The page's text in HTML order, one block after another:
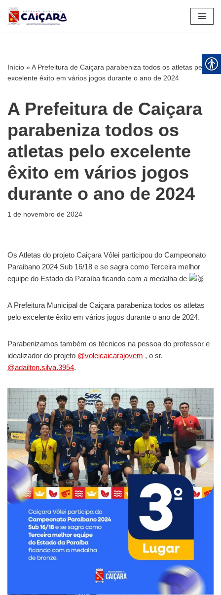
Pular
Início »A Prefeitura de Caiçara parabeniza todos os atletas pelo
excelente êxito em vários jogos durante o ano de 2024
A Prefeitura de Caiçara
parabeniza todos os
atletas pelo excelente
êxito em vários jogos
durante o ano de 2024
1 de novembro de 2024
Os Atletas do projeto Caiçara Vôlei participou do Campeonato
Paraibano 2024 Sub 16/18 e se sagra como Terceira melhor
equipe do Estado da Paraíba ficando com a medalha de
A Prefeitura Municipal de Caiçara parabeniza todos os atletas
pelo excelente êxito em vários jogos durante o ano de 2024.
Parabenizamos também os técnicos na pessoa do professor e
idealizador do projeto @voleicaicarajovem , o sr.
@adailton.silva.3954.